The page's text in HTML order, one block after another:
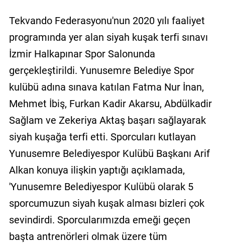
Gizlilik
Kullanıcı
Sözleşmesi
Tekvando Federasyonu'nun 2020 yılı faaliyet
programında yer alan siyah kuşak terfi sınavı
İzmir Halkapınar Spor Salonunda
gerçekleştirildi. Yunusemre Belediye Spor
kulübü adına sınava katılan Fatma Nur İnan,
Mehmet İbiş, Furkan Kadir Akarsu, Abdülkadir
Sağlam ve Zekeriya Aktaş başarı sağlayarak
siyah kuşağa terfi etti. Sporcuları kutlayan
Yunusemre Belediyespor Kulübü Başkanı Arif
Alkan konuya ilişkin yaptığı açıklamada,
'Yunusemre Belediyespor Kulübü olarak 5
sporcumuzun siyah kuşak alması bizleri çok
sevindirdi. Sporcularımızda emeği geçen
başta antrenörleri olmak üzere tüm